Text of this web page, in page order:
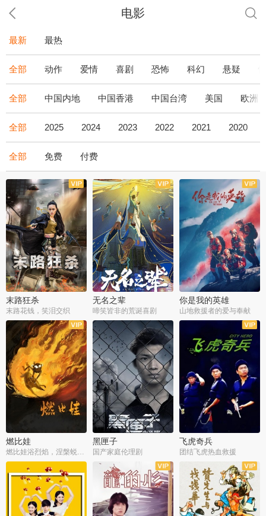
电影
最新 最热
全部 动作 爱情 喜剧 恐怖 科幻 悬疑
全部 中国内地 中国香港 中国台湾 美国 欧洲
全部 2025 2024 2023 2022 2021 2020
全部 免费 付费
末路狂杀
末路花钱，笑泪交织
无名之辈
啼笑皆非的荒诞喜剧
你是我的英雄
山地救援者的爱与奉献
燃比娃
燃比娃浴烈焰，涅槃蜕变成人
黑匣子
国产家庭伦理剧
飞虎奇兵
团结飞虎热血救援